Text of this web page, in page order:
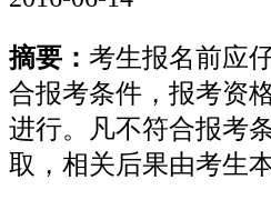
摘要： 考生报名前应
合报考条件，报考资
进行。凡不符合报考
取，相关后果由考生